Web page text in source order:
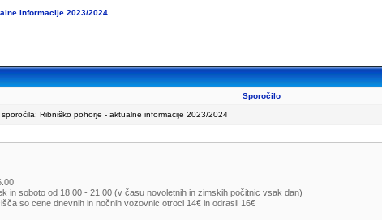
informacije 2023/2024
Sporočilo
Ribniško pohorje - aktualne informacije 2023/2024
in soboto od 18.00 - 21.00 (v času novoletnih in zimskih počitnic vsak dan)
so cene dnevnih in nočnih vozovnic otroci 14€ in odrasli 16€